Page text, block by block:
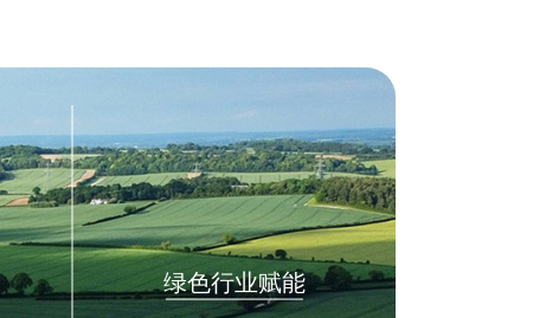
绿色行业赋能